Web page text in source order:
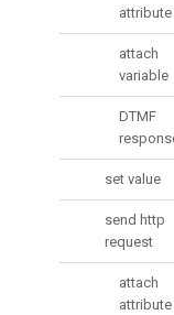
attribute
attach
variable
DTMF
set value
send http
request
attach
attribute